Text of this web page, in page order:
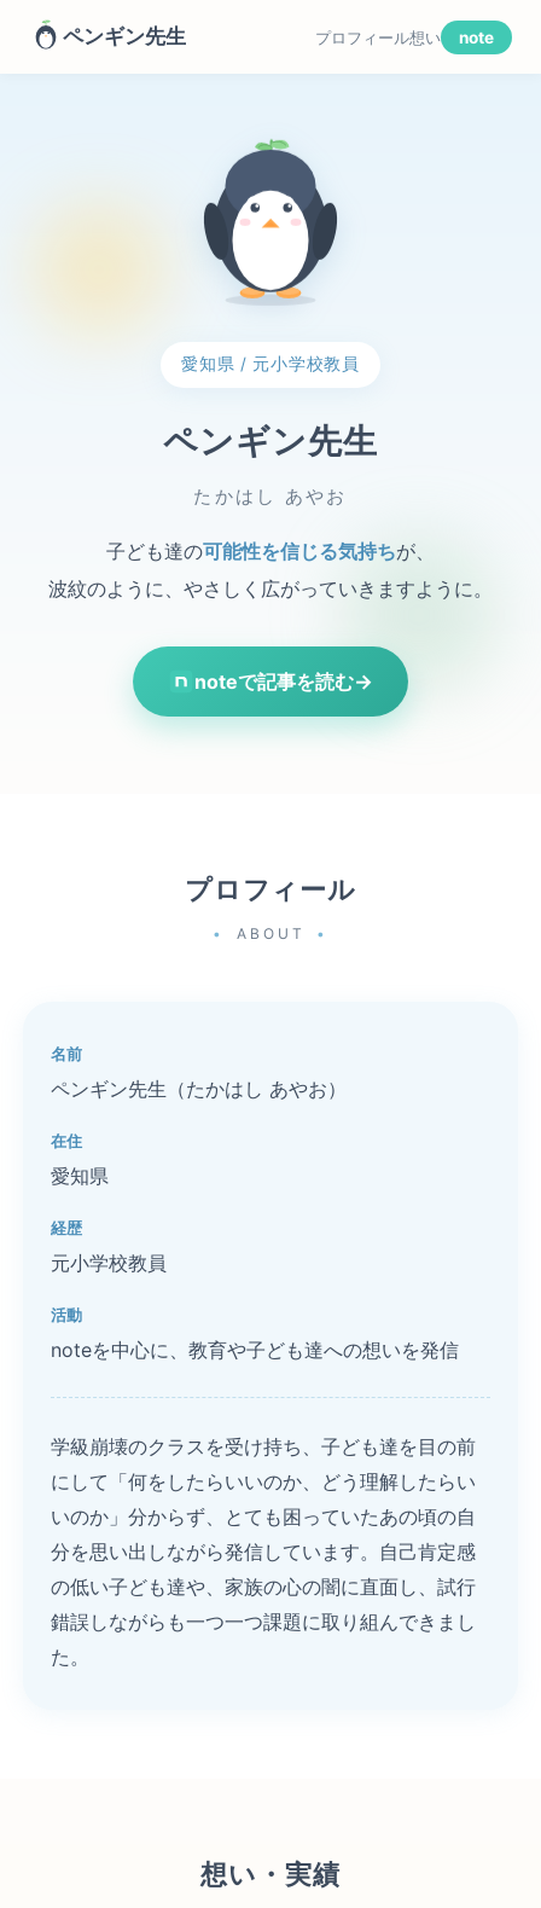
ペンギン先生 プロフィール想い note
愛知県 / 元小学校教員
ペンギン先生
たかはし あやお
子ども達の可能性を信じる気持ちが、
波紋のように、やさしく広がっていきますように。
noteで記事を読む→
プロフィール
ABOUT
名前
ペンギン先生（たかはし あやお）
在住
愛知県
経歴
元小学校教員
活動
noteを中心に、教育や子ども達への想いを発信
学級崩壊のクラスを受け持ち、子ども達を目の前
にして「何をしたらいいのか、どう理解したらい
いのか」分からず、とても困っていたあの頃の自
分を思い出しながら発信しています。自己肯定感
の低い子ども達や、家族の心の闇に直面し、試行
錯誤しながらも一つ一つ課題に取り組んできまし
た。
想い・実績